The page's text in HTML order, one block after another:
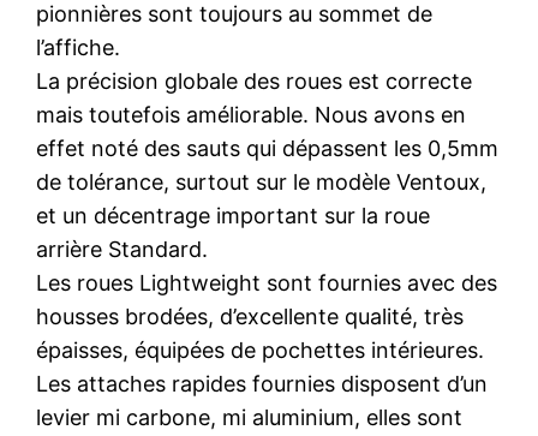
pionnières sont toujours au sommet de
l’affiche.
La précision globale des roues est correcte
mais toutefois améliorable. Nous avons en
effet noté des sauts qui dépassent les 0,5mm
de tolérance, surtout sur le modèle Ventoux,
et un décentrage important sur la roue
arrière Standard.
Les roues Lightweight sont fournies avec des
housses brodées, d’excellente qualité, très
épaisses, équipées de pochettes intérieures.
Les attaches rapides fournies disposent d’un
levier mi carbone, mi aluminium, elles sont